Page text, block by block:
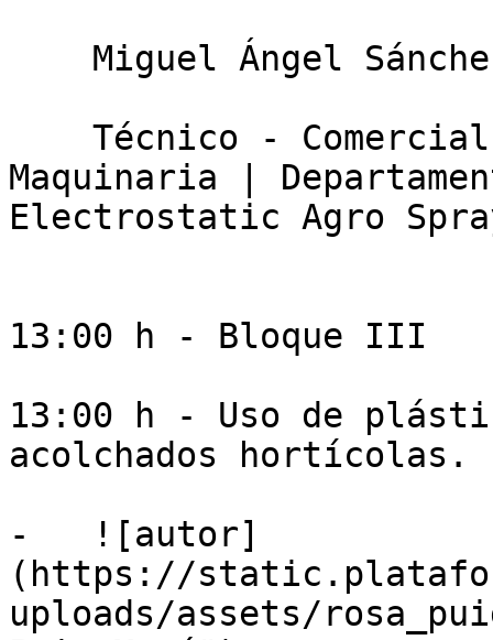
Maquinaria |
Electrostatic Agro
13:00 h - Bloque III
13:00 h - Uso de
acolchados hortícolas.
-   ![autor]
(https://
uploads/assets/